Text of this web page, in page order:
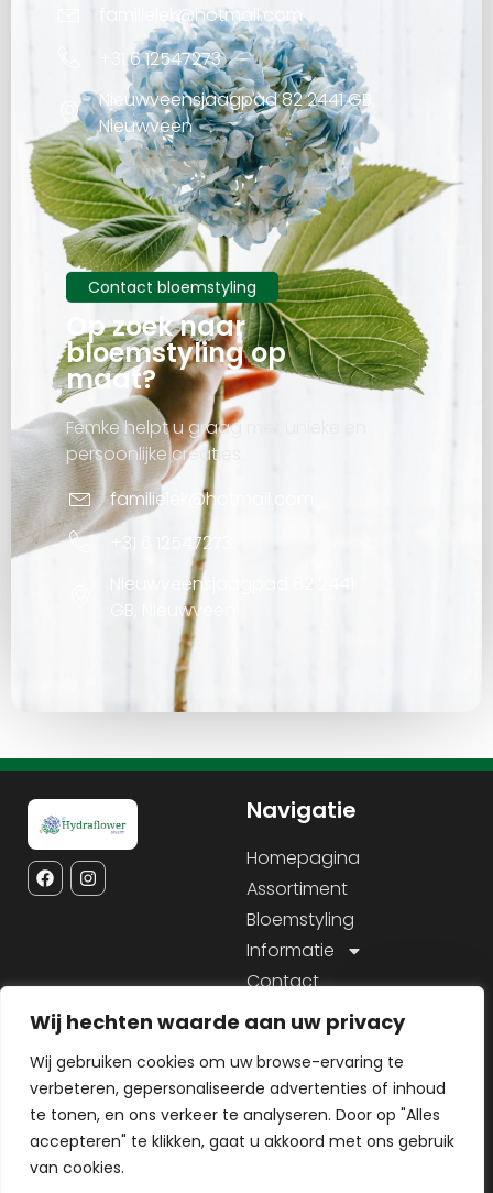
Wij hechten waarde aan uw privacy
Wij gebruiken cookies om uw browse-ervaring te
verbeteren, gepersonaliseerde advertenties of inhoud
te tonen, en ons verkeer te analyseren. Door op "Alles
accepteren" te klikken, gaat u akkoord met ons gebruik
van cookies.
familielek@hotmail.com
+31 6 12547273
Nieuwveensjaagpad 82 2441 GB,
Nieuwveen
Contact bloemstyling
Op zoek naar
bloemstyling op
maat?
Femke helpt u graag met unieke en
persoonlijke creaties.
familielek@hotmail.com
+31 6 12547273
Nieuwveensjaagpad 82 2441
GB, Nieuwveen
Navigatie
Homepagina
Assortiment
Bloemstyling
Informatie
Contact
Service
Contact
Sitemap
Cookiebeleid
Informatie
KVK: 28104535
BTW nr: NL809080916B01
IBAN:
NL76RABO0127000399